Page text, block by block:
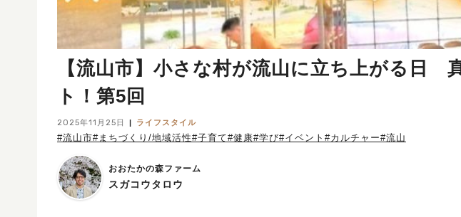
【流山市】小さな村が流山に立ち上がる日
ト！第5回
2025年11月25日 ライフスタイル
#流山市#まちづくり/地域活性#子育て#健康#学び#イベント #カルチャー#流山
おおたかの森ファーム
スガコウタロウ